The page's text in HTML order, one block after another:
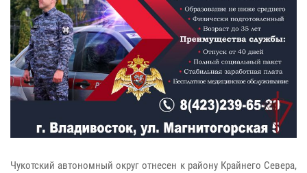
Чукотский автономный округ отнесен к району Крайнего Севера,